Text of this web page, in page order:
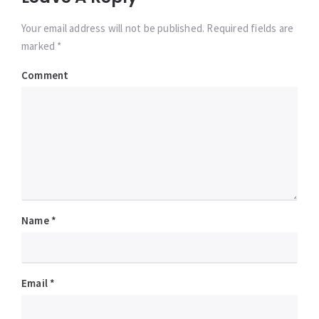
Your email address will not be published. Required fields are
marked *
Comment
Name *
Email *